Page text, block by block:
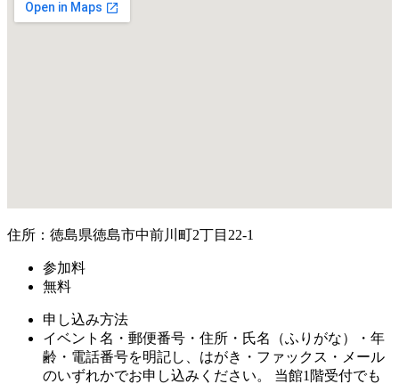
住所：徳島県徳島市中前川町2丁目22-1
参加料
無料
申し込み方法
イベント名・郵便番号・住所・氏名（ふりがな）・年
齢・電話番号を明記し、はがき・ファックス・メール
のいずれかでお申し込みください。 当館1階受付でも